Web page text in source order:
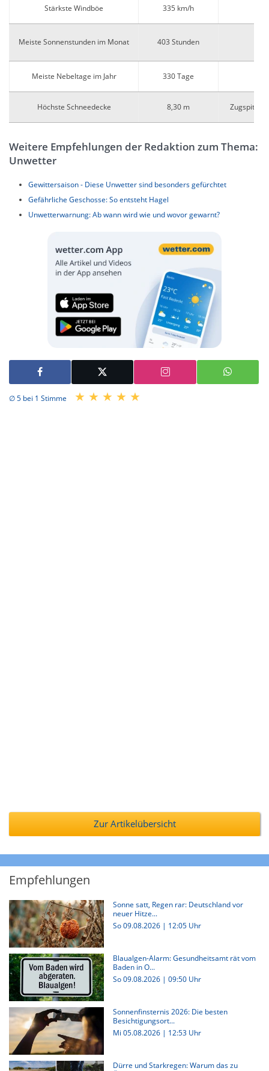
Stärkste Windböe 335 km/h
Meiste Sonnenstunden im Monat 403 Stunden
Meiste Nebeltage im Jahr 330 Tage
Höchste Schneedecke 8,30 m
Weitere Empfehlungen der Redaktion zum Thema:
Unwetter
Gewittersaison - Diese Unwetter sind besonders gefürchtet
Gefährliche Geschosse: So entsteht Hagel
Unwetterwarnung: Ab wann wird wie und wovor gewarnt?
∅ 5 bei 1 Stimme
Zur Artikelübersicht
Empfehlungen
Sonne satt, Regen rar: Deutschland vor
neuer Hitze...
So 09.08.2026 | 12:05 Uhr
Blaualgen-Alarm: Gesundheitsamt rät vom
Baden in O...
So 09.08.2026 | 09:50 Uhr
Sonnenfinsternis 2026: Die besten
Besichtigungsort...
Mi 05.08.2026 | 12:53 Uhr
Dürre und Starkregen: Warum das zu